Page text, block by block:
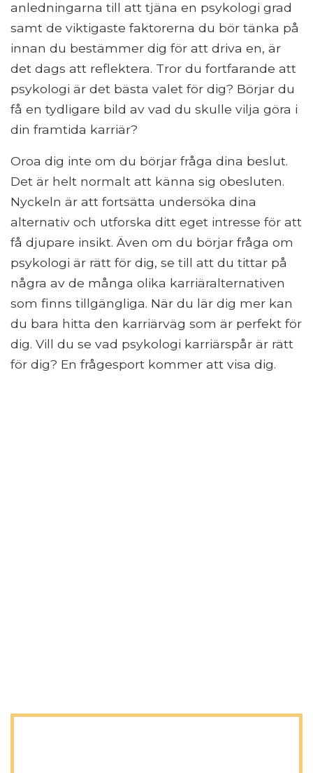
anledningarna till att tjäna en psykologi grad
samt de viktigaste faktorerna du bör tänka på
innan du bestämmer dig för att driva en, är
det dags att reflektera. Tror du fortfarande att
psykologi är det bästa valet för dig? Börjar du
få en tydligare bild av vad du skulle vilja göra i
din framtida karriär?
Oroa dig inte om du börjar fråga dina beslut.
Det är helt normalt att känna sig obesluten.
Nyckeln är att fortsätta undersöka dina
alternativ och utforska ditt eget intresse för att
få djupare insikt. Även om du börjar fråga om
psykologi är rätt för dig, se till att du tittar på
några av de många olika karriäralternativen
som finns tillgängliga. När du lär dig mer kan
du bara hitta den karriärväg som är perfekt för
dig. Vill du se vad psykologi karriärspår är rätt
för dig? En frågesport kommer att visa dig.